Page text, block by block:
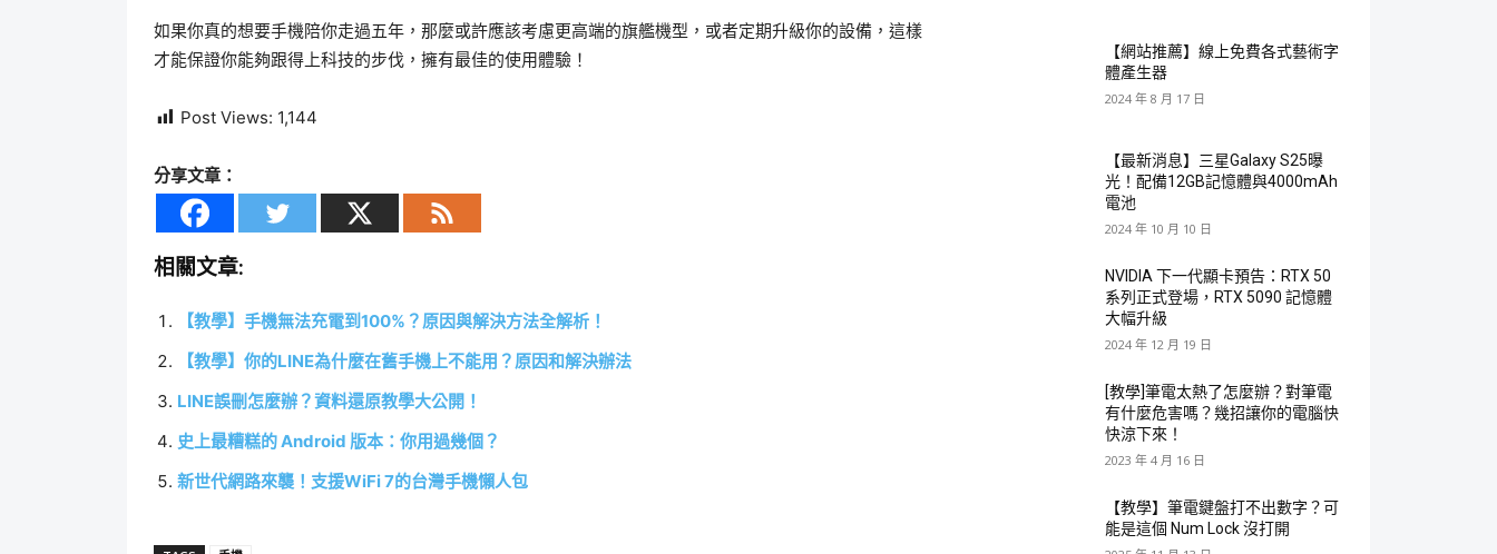
如果你真的想要手機陪你走過五年，那麼或許應該考慮更高端的旗艦機型，或者定期升級你的設備，這樣
才能保證你能夠跟得上科技的步伐，擁有最佳的使用體驗！
Post Views: 1,144
分享文章：
相關文章:
【教學】手機無法充電到100%？原因與解決方法全解析！
【教學】你的LINE為什麼在舊手機上不能用？原因和解決辦法
LINE誤刪怎麼辦？資料還原教學大公開！
史上最糟糕的 Android 版本：你用過幾個？
新世代網路來襲！支援WiFi 7的台灣手機懶人包
【網站推薦】線上免費各式藝術字
體產生器
2024 年 8 月 17 日
【最新消息】三星Galaxy S25曝
光！配備12GB記憶體與4000mAh
電池
2024 年 10 月 10 日
NVIDIA 下一代顯卡預告：RTX 50
系列正式登場，RTX 5090 記憶體
大幅升級
2024 年 12 月 19 日
[教學]筆電太熱了怎麼辦？對筆電
有什麼危害嗎？幾招讓你的電腦快
快涼下來！
2023 年 4 月 16 日
【教學】筆電鍵盤打不出數字？可
能是這個 Num Lock 沒打開